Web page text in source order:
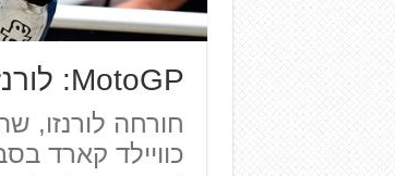
MotoGP: לורנזו חוזר להתחרות
חורחה לורנזו,
כוויילד קארד